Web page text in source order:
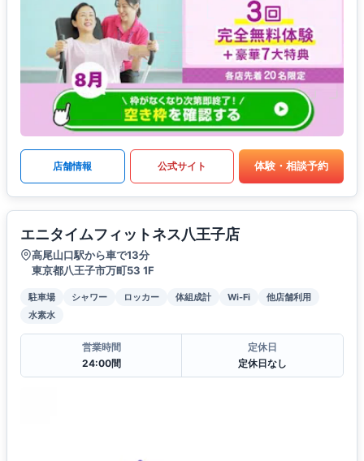
店舗情報 公式サイト 体験・相談予約
エニタイムフィットネス八王子店
高尾山口駅から車で13分
東京都八王子市万町53 1F
駐車場 シャワー ロッカー 体組成計 Wi-Fi
他店舗利用
水素水
営業時間
24:00間
定休日
定休日なし